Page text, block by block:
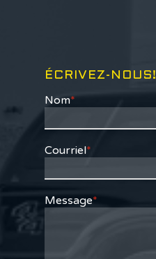
ÉCRIVEZ-NOUS!
Nom*
Courriel*
Message*